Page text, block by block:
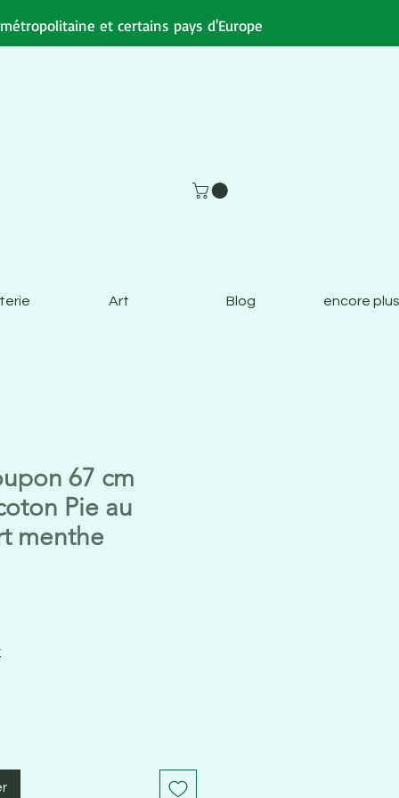
et certains pays d'Europe
Art Blog encore
67 cm
Pie au
menthe